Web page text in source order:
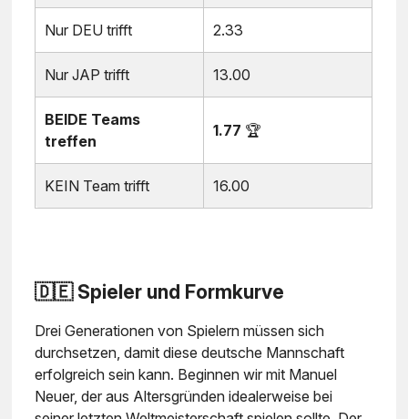
Nur DEU trifft 2.33
Nur JAP trifft 13.00
BEIDE Teams
treffen
1.77 🏆
KEIN Team trifft 16.00
🇩🇪 Spieler und Formkurve
Drei Generationen von Spielern müssen sich
durchsetzen, damit diese deutsche Mannschaft
erfolgreich sein kann. Beginnen wir mit Manuel
Neuer, der aus Altersgründen idealerweise bei